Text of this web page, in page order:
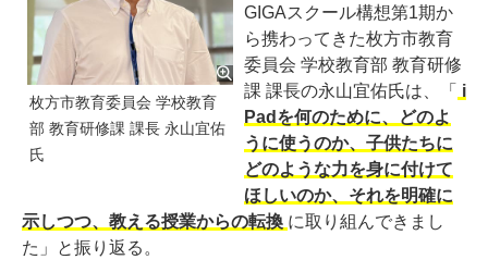
枚方市教育委員会 学校教育
部 教育研修課 課長 永山宜佑
氏
GIGAスクール構想第1期か
ら携わってきた枚方市教育
委員会 学校教育部 教育研修
課 課長の永山宜佑氏は、「
i
Padを何のために、どのよ
うに使うのか、子供たちに
どのような力を身に付けて
ほしいのか、それを明確に
示しつつ、教える授業からの転換 に取り組んできまし
た」と振り返る。